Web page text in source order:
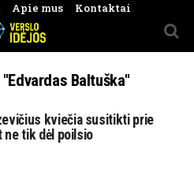
Apie mus Kontaktai
Baltuška"
kviečia susitikti prie
ne tik dėl poilsio